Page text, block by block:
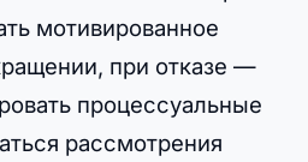
мотивированное
при отказе —
процессуальные
рассмотрения